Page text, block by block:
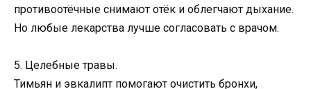
противоотёчные снимают отёк и облегчают дыхание.
Но любые лекарства лучше согласовать с врачом.
5. Целебные травы.
Тимьян и эвкалипт помогают очистить бронхи,